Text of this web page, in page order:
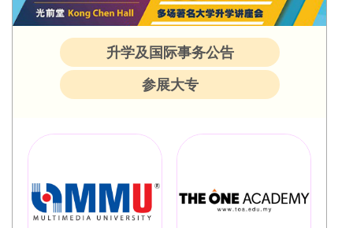
升学及国际事务公告
参展大专